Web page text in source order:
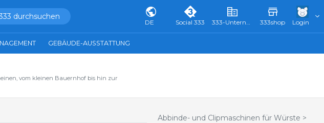
durchsuchen
DE Social 333 333-Unternehmensverzeichnis & Führer 333shop Login
GEBÄUDE-AUSSTATTUNG
vom kleinen Bauernhof bis hin zur
Abbinde- und Clipmaschinen für Würste >